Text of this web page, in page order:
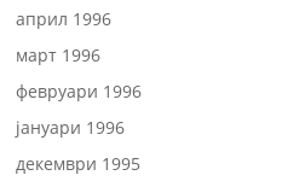
април 1996
март 1996
февруари 1996
јануари 1996
декември 1995